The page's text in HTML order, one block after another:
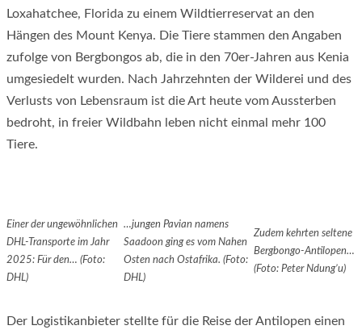
Loxahatchee, Florida zu einem Wildtierreservat an den
Hängen des Mount Kenya. Die Tiere stammen den Angaben
zufolge von Bergbongos ab, die in den 70er-Jahren aus Kenia
umgesiedelt wurden. Nach Jahrzehnten der Wilderei und des
Verlusts von Lebensraum ist die Art heute vom Aussterben
bedroht, in freier Wildbahn leben nicht einmal mehr 100
Tiere.
Einer der ungewöhnlichen
DHL-Transporte im Jahr
2025: Für den… (Foto:
DHL)
…jungen Pavian namens
Saadoon ging es vom Nahen
Osten nach Ostafrika. (Foto:
DHL)
Zudem kehrten seltene
Bergbongo-Antilopen…
(Foto: Peter Ndung’u)
Der Logistikanbieter stellte für die Reise der Antilopen einen